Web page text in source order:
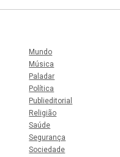
Mundo
Música
Paladar
Política
Publieditorial
Religião
Saúde
Segurança
Sociedade